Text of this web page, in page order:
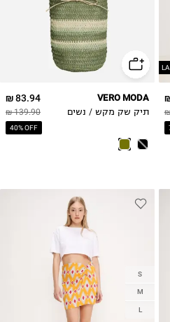
83.94 ₪
139.90 ₪
40% OFF
VERO MODA
תיק שק מקש / נשים
S
M
L